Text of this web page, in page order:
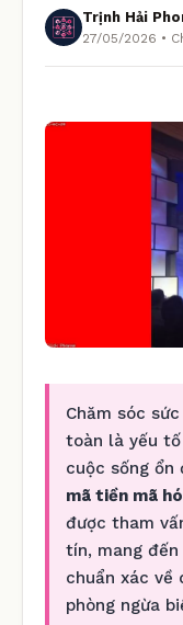
Trịnh Hải
27/05/2026 •
Chăm sóc
toàn là yếu
cuộc sống ổn
mã tiền mã
được tham
tín, mang
chuẩn xác về
phòng ngừa